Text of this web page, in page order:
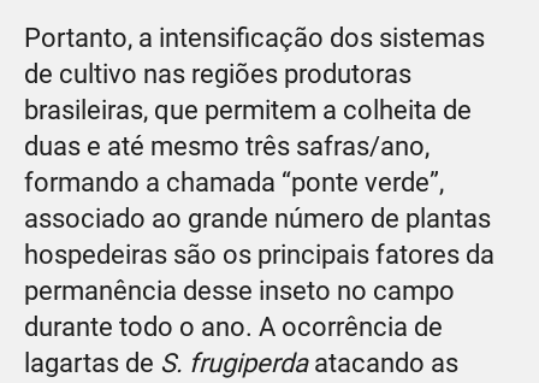
Portanto, a intensificação dos sistemas
de cultivo nas regiões produtoras
brasileiras, que permitem a colheita de
duas e até mesmo três safras/ano,
formando a chamada “ponte verde”,
associado ao grande número de plantas
hospedeiras são os principais fatores da
permanência desse inseto no campo
durante todo o ano. A ocorrência de
lagartas de S. frugiperdaatacando as